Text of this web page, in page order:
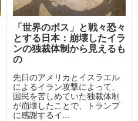
「世界のボス」と戦々恐々
とする日本：崩壊したイラ
ンの独裁体制から見えるも
の
先日のアメリカとイスラエル
によるイラン攻撃によって、
国民を苦しめていた独裁体制
が崩壊したことで、トランプ
に感謝するイ...